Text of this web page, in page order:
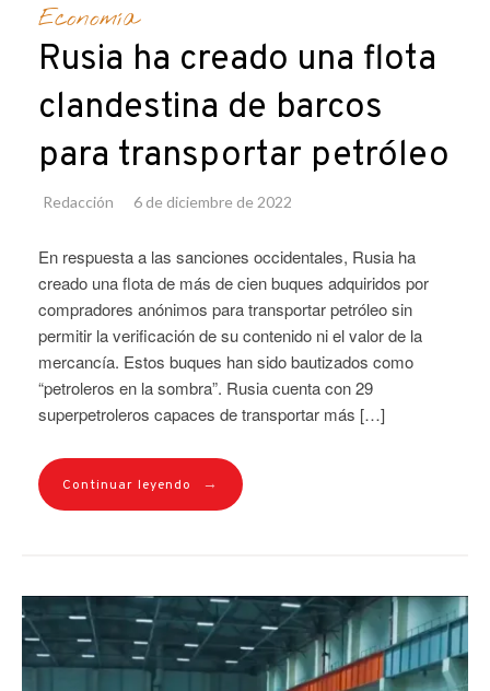
Economía
Rusia ha creado una flota
clandestina de barcos
para transportar petróleo
Redacción 6 de diciembre de 2022
En respuesta a las sanciones occidentales, Rusia ha
creado una flota de más de cien buques adquiridos por
compradores anónimos para transportar petróleo sin
permitir la verificación de su contenido ni el valor de la
mercancía. Estos buques han sido bautizados como
“petroleros en la sombra”. Rusia cuenta con 29
superpetroleros capaces de transportar más […]
Continuar leyendo →